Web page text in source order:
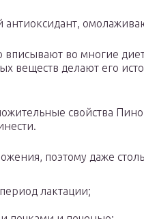
вписывают во многие
веществ делают его
свойства
поэтому даже
лактации;